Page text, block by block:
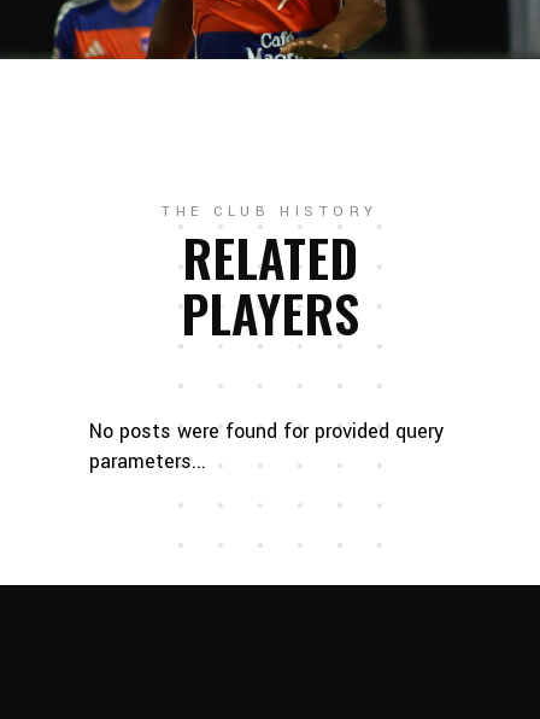
THE CLUB HISTORY
RELATED
PLAYERS
No posts were found for provided query
parameters...